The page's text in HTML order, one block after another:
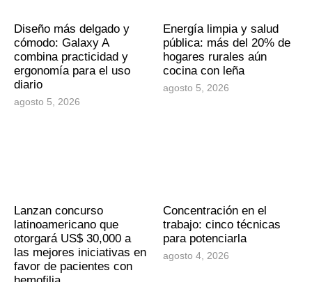
Diseño más delgado y
cómodo: Galaxy A
combina practicidad y
ergonomía para el uso
diario
agosto 5, 2026
Energía limpia y salud
pública: más del 20% de
hogares rurales aún
cocina con leña
agosto 5, 2026
Lanzan concurso
latinoamericano que
otorgará US$ 30,000 a
las mejores iniciativas en
favor de pacientes con
Concentración en el
trabajo: cinco técnicas
para potenciarla
agosto 4, 2026